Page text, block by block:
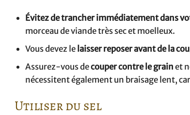
Évitez de trancher immédiatement dans
morceau de viande très sec et moelleux.
Vous devez le laisser reposer avant de la
Assurez-vous decouper contre le grainet
nécessitent également un braisage lent,
Utiliser du sel